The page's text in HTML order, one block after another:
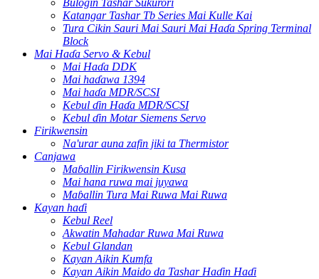
Katangar Tashar Tb Series Mai Kulle Kai
Tura Cikin Sauri Mai Sauri Mai Haɗa Spring Terminal
Block
Mai Haɗa Servo & Kebul
Mai Haɗa DDK
Mai haɗawa 1394
Mai haɗa MDR/SCSI
Kebul ɗin Haɗa MDR/SCSI
Kebul ɗin Motar Siemens Servo
Firikwensin
Na'urar auna zafin jiki ta Thermistor
Canjawa
Maɓallin Firikwensin Kusa
Mai hana ruwa mai juyawa
Maɓallin Tura Mai Ruwa Mai Ruwa
Kayan haɗi
Kebul Reel
Akwatin Mahadar Ruwa Mai Ruwa
Kebul Glandan
Kayan Aikin Kumfa
Kayan Aikin Maido da Tashar Haɗin Haɗi